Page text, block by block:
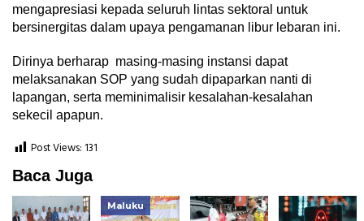
mengapresiasi kepada seluruh lintas sektoral untuk
bersinergitas dalam upaya pengamanan libur lebaran ini.
Dirinya berharap masing-masing instansi dapat
melaksanakan SOP yang sudah dipaparkan nanti di
lapangan, serta meminimalisir kesalahan-kesalahan
sekecil apapun.
Post Views: 131
Baca Juga
Maluku